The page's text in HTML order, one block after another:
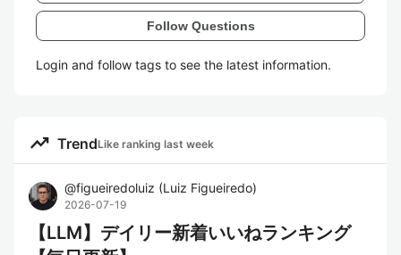
Follow Questions
Login and follow tags to see the latest information.
trending_up TrendLike ranking last week
@figueiredoluiz (Luiz Figueiredo)
2026-07-19
【LLM】デイリー新着いいねランキング